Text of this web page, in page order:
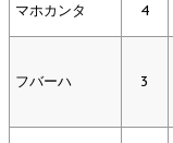
マホカンタ 4
フバーハ 3